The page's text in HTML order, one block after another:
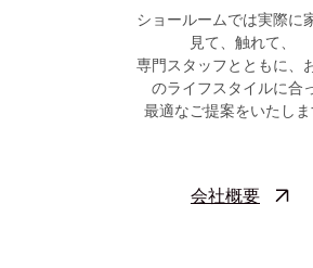
ショールームでは実際に
見て、触れて、
専門スタッフとともに、
のライフスタイルに合
最適なご提案をいたしま
会社概要